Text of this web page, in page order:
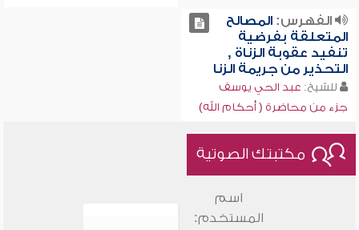
الفهرس:المصالح
المتعلقة بفرضية
تنفيد عقوبة الزناة ,
التحذير من جريمة الزنا
للشيخ: عبد الحي يوسف
جزء من محاضرة ( أحكام الله)
مكتبتك الصوتية
اسم
المستخدم: